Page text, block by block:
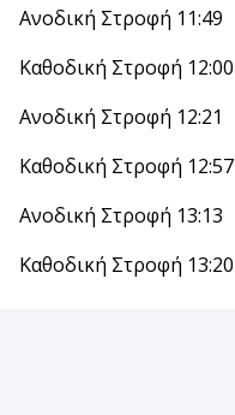
Ανοδική Στροφή 11:49
Καθοδική Στροφή 12:00
Ανοδική Στροφή 12:21
Καθοδική Στροφή 12:57
Ανοδική Στροφή 13:13
Καθοδική Στροφή 13:20